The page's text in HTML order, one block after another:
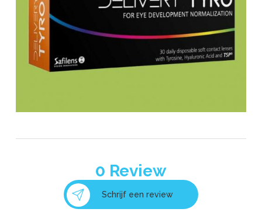
0 Review
Schrijf een review